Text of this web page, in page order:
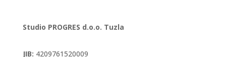
Studio PROGRES d.o.o. Tuzla
JIB: 4209761520009